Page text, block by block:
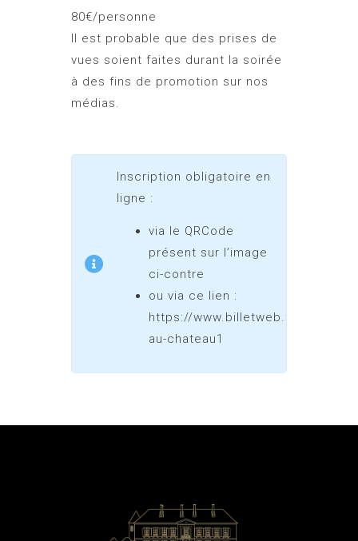
80€/personne
Il est probable que des prises de
vues soient faites durant la soirée
à des fins de promotion sur nos
médias.
Inscription obligatoire en
ligne :
via le QRCode
présent sur l’image
ci-contre
ou via ce lien :
https://www.billetweb.fr/trepas-
au-chateau1